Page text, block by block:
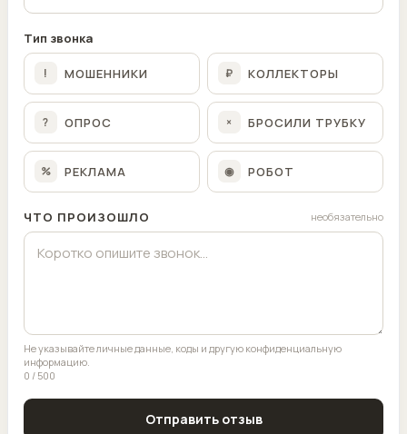
Тип звонка
! МОШЕННИКИ ₽ КОЛЛЕКТОРЫ
? ОПРОС × БРОСИЛИ ТРУБКУ
% РЕКЛАМА ◉ РОБОТ
ЧТО ПРОИЗОШЛО необязательно
Не указывайте личные данные, коды и другую конфиденциальную
информацию.
0 / 500
Отправить отзыв